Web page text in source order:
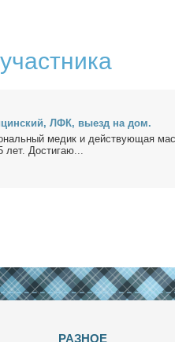
ЛФК, вы­езд на дом.
ме­дик и дей­ству­ю­щая
лет. До­сти­гаю...
РАЗНОЕ